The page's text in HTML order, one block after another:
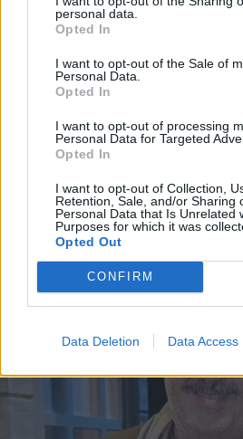
personal data.
Opted In
I want to opt-out of the Sale of
Personal Data.
Opted In
I want to opt-out of processing
Personal Data for Targeted
Opted In
I want to opt-out of Collection,
Retention, Sale, and/or Sharing
Personal Data that Is Unrelated
Purposes for which it was
Opted Out
CONFIRM
Data Deletion Data Access
LIFESTYLE
10.02.2024 09:40
Ο Σπύρος Μπιμπίλας
"Αδιαφορώ"
Αποδέχομαι τους
και την πολιτική
X